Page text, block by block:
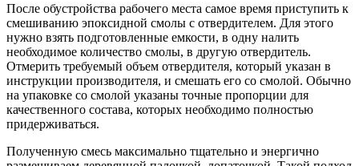
После обустройства рабочего места самое время приступить к
смешиванию эпоксидной смолы с отвердителем. Для этого
нужно взять подготовленные емкости, в одну налить
необходимое количество смолы, в другую отвердитель.
Отмерить требуемый объем отвердителя, который указан в
инструкции производителя, и смешать его со смолой. Обычно
на упаковке со смолой указаны точные пропорции для
качественного состава, которых необходимо полностью
придерживаться.
Полученную смесь максимально тщательно и энергично